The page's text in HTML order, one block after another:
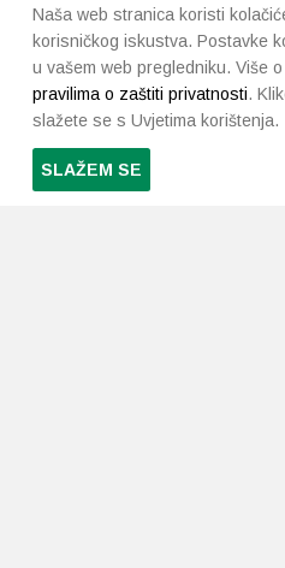
Naša web stranica koristi
korisničkog iskustva. Postavke
u vašem web pregledniku. Više
pravilima o zaštiti privatnosti.
slažete se s Uvjetima korištenja.
SLAŽEM SE